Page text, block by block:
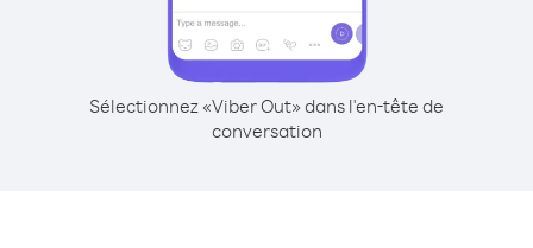
Sélectionnez «Viber Out» dans l'en-tête de
conversation